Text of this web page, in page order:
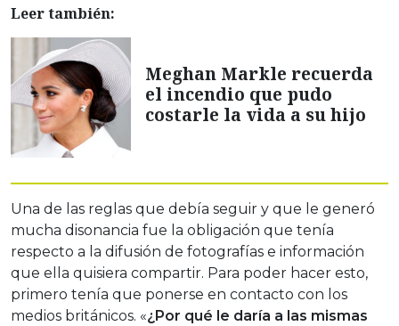
Leer también:
Meghan Markle recuerda
el incendio que pudo
costarle la vida a su hijo
Una de las reglas que debía seguir y que le generó
mucha disonancia fue la obligación que tenía
respecto a la difusión de fotografías e información
que ella quisiera compartir. Para poder hacer esto,
primero tenía que ponerse en contacto con los
medios británicos. «¿Por qué le daría a las mismas